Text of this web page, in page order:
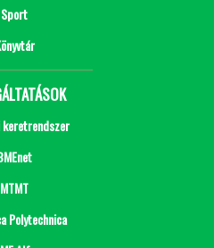
Sport
MTMT
Polytechnica